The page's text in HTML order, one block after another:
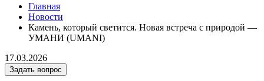
Главная
Новости
Камень, который светится. Новая встреча с природой —
УМАНИ (UMANI)
17.03.2026
Задать вопрос